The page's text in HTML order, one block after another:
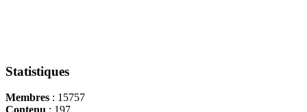
Statistiques
Membres : 15757